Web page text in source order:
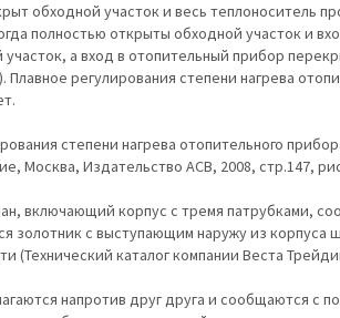
обходной участок и весь теплоноситель
полностью открыты обходной участок и
а вход в отопительный прибор
Плавное регулирования степени нагрева
степени нагрева отопительного
Москва, Издательство АСВ, 2008, стр.147,
включающий корпус с тремя патрубками,
золотник с выступающим наружу из корпуса
(Технический каталог компании Веста
напротив друг друга и сообщаются с